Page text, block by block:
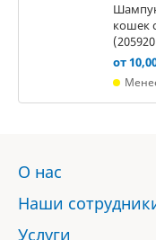
кошек
от
О нас
Наши
Услуги